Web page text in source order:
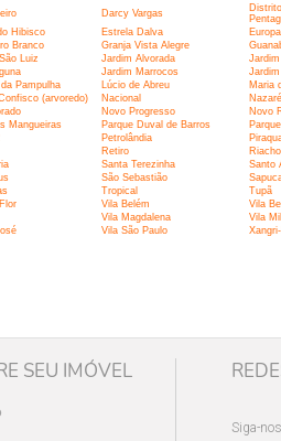
Darcy Vargas
Hibisco Estrela Dalva Europa
Branco Granja Vista Alegre
Luiz Jardim Alvorada
Jardim Marrocos
da Pampulha Lúcio de Abreu Maria
(arvoredo) Nacional Nazaré
Novo Progresso Novo
Mangueiras Parque Duval de Barros
Petrolândia
Retiro
Santa Terezinha Santo
São Sebastião
Tropical Tupã
Vila Belém Vila
Vila Magdalena Vila
Vila São Paulo
SEU IMÓVEL
Siga-nos